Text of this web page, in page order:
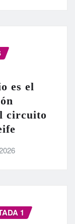
es el
circuito
1